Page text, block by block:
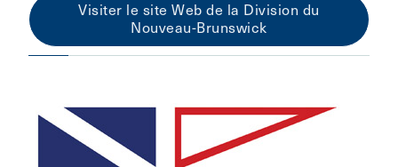
Visiter le site Web de la Division du
Nouveau-Brunswick